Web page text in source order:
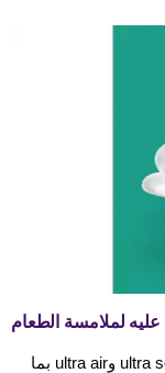
لملامسة الطعام
نختار دائمًا استخدام مادة السيليكون لحلمات ultra soft وultra air بما